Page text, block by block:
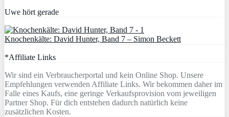
Uwe hört gerade
Knochenkälte: David Hunter, Band 7 – Simon Beckett
*Affiliate Links
Wir sind ein Verbraucherportal und kein Online Shop. Unsere
Empfehlungen verwenden Affiliate Links. Wir bekommen daher im
Falle eines Kaufs, eine geringe Verkaufsprovision vom jeweiligen
Partner Shop. Für dich entstehen dadurch natürlich keine
zusätzlichen Kosten.